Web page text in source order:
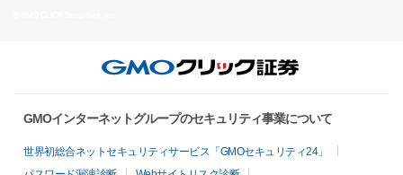
GMOインターネットグループのセキュリティ事業について
世界初総合ネットセキュリティサービス「GMOセキュリティ24」